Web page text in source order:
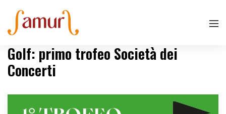
Golf: primo trofeo Società dei
Concerti